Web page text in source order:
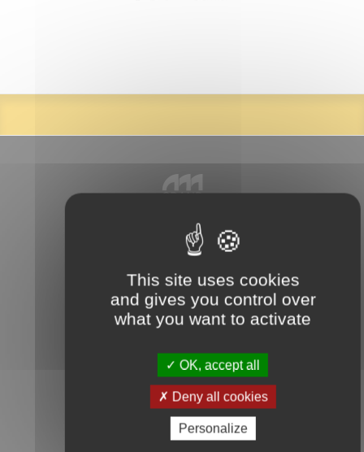
Grand Cahors
Hôtel Administratif Wilson
72 rue du Président Wilson 46000 Cahors
Tél. 05 65 20 89 00
Mairie de Cahors
Hôtel de Ville
73 boulevard Gambetta 46000 Cahors
Tél. 05 65 20 87 87
This site uses cookies
and gives you control over
what you want to activate
OK, accept all
Deny all cookies
Personalize